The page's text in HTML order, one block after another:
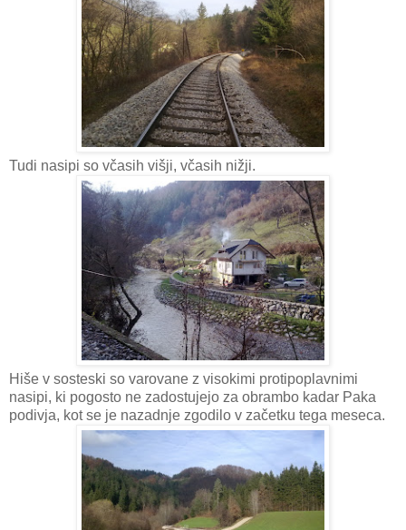
Tudi nasipi so včasih višji, včasih nižji.
Hiše v sosteski so varovane z visokimi protipoplavnimi
nasipi, ki pogosto ne zadostujejo za obrambo kadar Paka
podivja, kot se je nazadnje zgodilo v začetku tega meseca.